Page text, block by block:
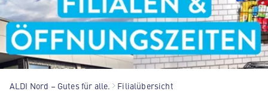
ALDI Nord – Gutes für alle. Filialübersicht